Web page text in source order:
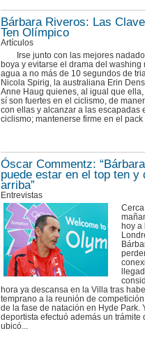
Bárbara Riveros: Las
Ten Olímpico
Artículos
Irse junto con las mejores
boya y evitarse el drama del washing
agua a no más de 10 segundos de
Nicola Spirig, la australiana Erin
Anne Haug quienes, al igual que
sí son fuertes en el ciclismo, de
con ellas y alcanzar a las escapadas
ciclismo; mantenerse firme en el
Óscar Commentz:
puede estar en el top ten y
arriba”
Entrevistas
hoy a
hora ya descansa en la Villa tras
temprano a la reunión de
de la fase de natación en Hyde Park.
deportista efectuó además un trámite
ubicó...